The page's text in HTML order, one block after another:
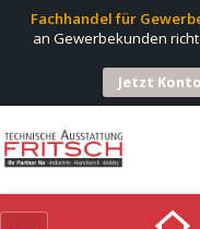
Fachhandel für
an Gewerbekunden
Jetzt